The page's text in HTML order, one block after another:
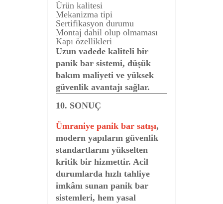
Ürün kalitesi
Mekanizma tipi
Sertifikasyon durumu
Montaj dahil olup olmaması
Kapı özellikleri
Uzun vadede kaliteli bir
panik bar sistemi, düşük
bakım maliyeti ve yüksek
güvenlik avantajı sağlar.
10. SONUÇ
Ümraniye panik bar satışı,
modern yapıların güvenlik
standartlarını yükselten
kritik bir hizmettir. Acil
durumlarda hızlı tahliye
imkânı sunan panik bar
sistemleri, hem yasal